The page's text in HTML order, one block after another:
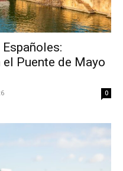
Puente de Mayo
0